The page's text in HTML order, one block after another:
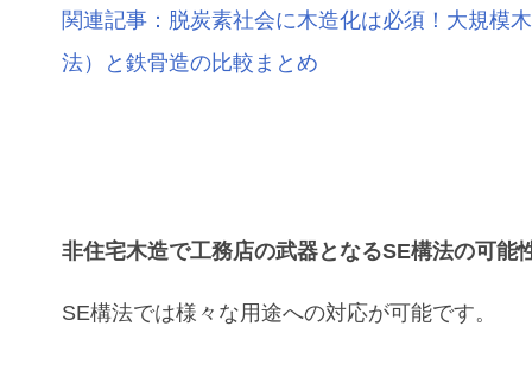
関連記事：脱炭素社会に木造化は必須！大規模
法）と鉄骨造の比較まとめ
非住宅木造で工務店の武器となるSE構法の可能
SE構法では様々な用途への対応が可能です。